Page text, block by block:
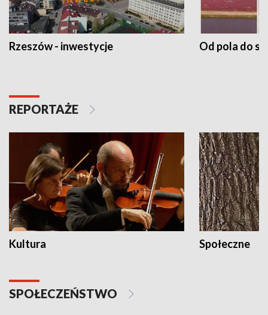
Rzeszów - inwestycje Od pola do
REPORTAŻE
Kultura Społeczne
SPOŁECZEŃSTWO